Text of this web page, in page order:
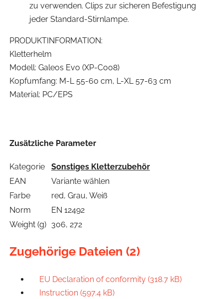
zu verwenden. Clips zur sicheren Befestigung
jeder Standard-Stirnlampe.
PRODUKTINFORMATION:
Kletterhelm
Modell: Galeos Evo (XP-C008)
Kopfumfang: M-L 55-60 cm, L-XL 57-63 cm
Material: PC/EPS
Zusätzliche Parameter
Kategorie
Sonstiges Kletterzubehör
EAN
Variante wählen
Farbe
red, Grau, Weiß
Norm
EN 12492
Weight (g) 306, 272
Zugehörige Dateien (2)
EU Declaration of conformity (318.7 kB)
Instruction (597.4 kB)